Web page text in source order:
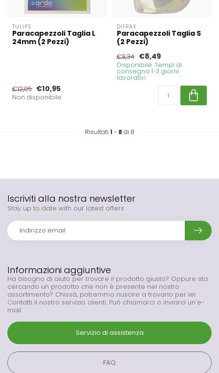
TULIPS
Paracapezzoli Taglia L
24mm (2 Pezzi)
€12,05 €10,95
Non disponibile
DIFRAX
Paracapezzoli Taglia S
(2 Pezzi)
€9,34 €8,49
Disponibile. Tempi di
consegna 1-3 giorni
lavorativi
Risultati 1 - 8 di 8
Informazioni aggiuntive
Ha bisogno di aiuto per trovare il prodotto giusto? Oppure sta
cercando un prodotto che non è presente nel nostro
assortimento? Chissà, potremmo riuscire a trovarlo per lei.
Contatti il nostro servizio clienti. Può chiamarci o inviarci un’e-
mail.
Servizio di assistenza
FAQ
Iscriviti alla nostra newsletter
Stay up to date with our latest offers